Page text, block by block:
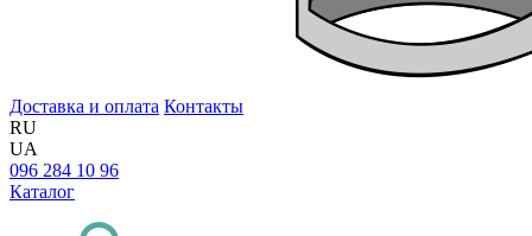
Доставка и оплата Контакты
RU
UA
096 284 10 96
Каталог